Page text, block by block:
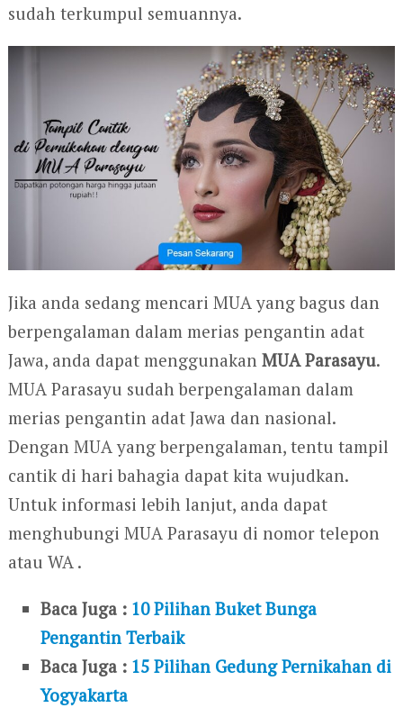
sudah terkumpul semuannya.
Jika anda sedang mencari MUA yang bagus dan
berpengalaman dalam merias pengantin adat
Jawa, anda dapat menggunakan MUA Parasayu.
MUA Parasayu sudah berpengalaman dalam
merias pengantin adat Jawa dan nasional.
Dengan MUA yang berpengalaman, tentu tampil
cantik di hari bahagia dapat kita wujudkan.
Untuk informasi lebih lanjut, anda dapat
menghubungi MUA Parasayu di nomor telepon
atau WA .
Baca Juga : 10 Pilihan Buket Bunga
Pengantin Terbaik
Baca Juga : 15 Pilihan Gedung Pernikahan di
Yogyakarta